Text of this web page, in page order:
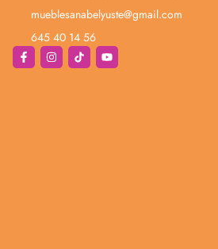
mueblesanabelyuste@gmail.com
645 40 14 56